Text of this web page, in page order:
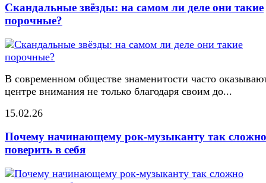
Скандальные звёзды: на самом ли деле они такие
порочные?
В современном обществе знаменитости часто
центре внимания не только благодаря своим до...
15.02.26
Почему начинающему рок-музыканту так сложно
поверить в себя